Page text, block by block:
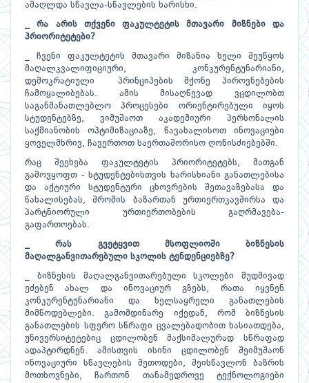
ამაღლდა სწავლა-სწავლების ხარისხი.
_ რა არის თქვენი ფაკულტეტის მთავარი მიზნები და
პრიორიტეტები?
_ ჩვენი ფაკულტეტის მთავარი მიზანია ხელი შეუწყოს
მაღალკვალიფიციური, კონკურენტუნარიანი,
დემოკრატიული პრინციპების მქონე პიროვნებების
ჩამოყალიბებას. ამის მისაღწევად ვცდილობთ
საგანმანათლებლო პროცესები ორიენტირებული იყოს
სტუდენტებზე, ვიმუშაოთ აკადემიური პერსონალის
საქმიანობის ოპტიმიზაციაზე, წავახალისოთ ინოვაციები
ყოველმხრივ, ჩავერთოთ საერთაშორისო ღონისძიებებში.
რაც შეეხება ფაკულტეტის პრიორიტეტებს, მათგან
გამოვყოფთ - სტუდენტებისთვის ხარისხიანი განათლებისა
და აქტიური სტუდენტური ცხოვრების შეთავაზებასა და
წახალისებას, შრომის ბაზართან ურთიერთკავშირსა და
პარტნიორული ურთიერთობების გაღრმავება-
გაფართოებას.
_ რას გვეტყვით მსოფლიოში ბიზნესის
მაღალგანვითარებული სკოლის ტენდენციებზე?
_ ბიზნესის მაღალგანვითარებული სკოლები მუდმივად
ეძებენ ახალ და ინოვაციურ გზებს, რათა იყვნენ
კონკურენტუნარიანი და ხელსაყრელი განათლების
მიმწოდებლები. გამომდინარე იქედან, რომ ბიზნესის
განათლების სფერო სწრაფი ცვალებადობით ხასიათდება,
უნივერსიტეტებიც ცდილობენ მაქსიმალურად სწრაფად
ადაპტირდნენ. ამისთვის ისინი ცდილობენ შეიმუშაონ
ინოვაციური სწავლების მეთოდები, შეისწავლონ ბაზრის
მოთხოვნები, ჩართონ თანამედროვე ტექნოლოგიები